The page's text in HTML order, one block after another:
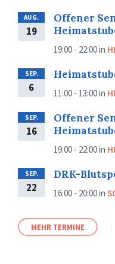
AUG.
19
Offener
19:00 - 22:00in
SEP.
6 11:00 - 13:00in
SEP.
16
Offener
19:00 - 22:00in
SEP.
22
DRK-
16:00 - 20:00in
MEHR TERMINE